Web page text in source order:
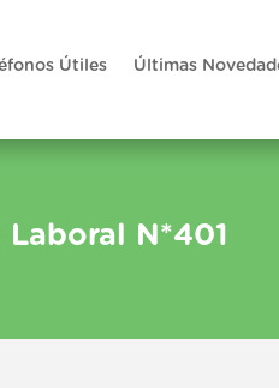
Útiles Últimas
N*401